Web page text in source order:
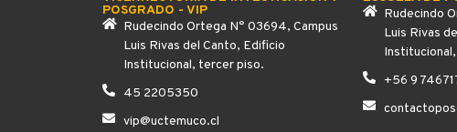
POSGRADO - VIP
Rudecindo Ortega N° 03694, Campus
Luis Rivas del Canto, Edificio
Institucional, tercer piso.
45 2205350
vip@uctemuco.cl
Rudecindo
Luis Rivas
+56 9